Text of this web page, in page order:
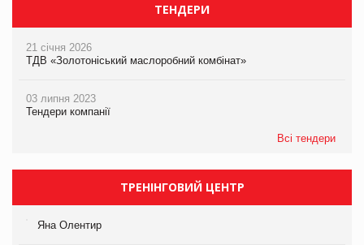
ТЕНДЕРИ
21 січня 2026
ТДВ «Золотоніський маслоробний комбінат»
03 липня 2023
Тендери компанії
Всі тендери
ТРЕНІНГОВИЙ ЦЕНТР
Яна Олентир